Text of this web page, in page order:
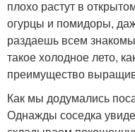
плохо растут в
огурцы и помидоры,
раздаешь всем
такое холодное лето,
преимущество
Как мы додумались
Однажды соседка